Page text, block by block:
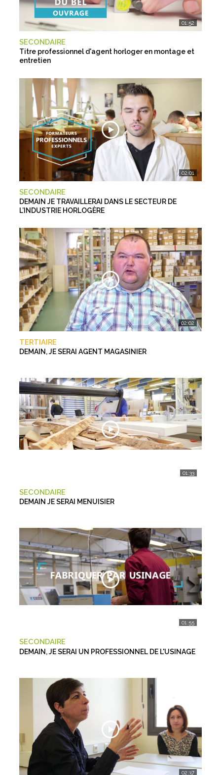
01:52
SECONDAIRE
Titre professionnel d'agent horloger en montage et
entretien
02:01
SECONDAIRE
DEMAIN JE TRAVAILLERAI DANS LE SECTEUR DE
L’INDUSTRIE HORLOGÈRE
02:02
TERTIAIRE
DEMAIN, JE SERAI AGENT MAGASINIER
01:33
SECONDAIRE
DEMAIN JE SERAI MENUISIER
01:55
SECONDAIRE
DEMAIN, JE SERAI UN PROFESSIONNEL DE L'USINAGE
02:37